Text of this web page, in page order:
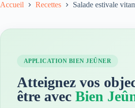
Accueil Recettes Salade estivale
APPLICATION BIEN JEÛNER
Atteignez vos
être avec Bien